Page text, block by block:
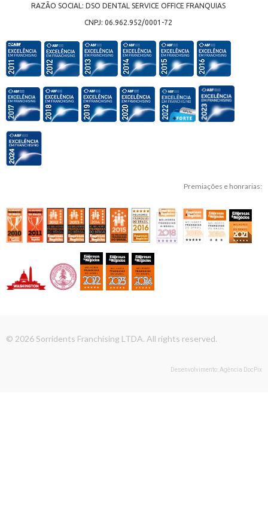
RAZÃO SOCIAL: DSO DENTAL SERVICE OFFICE FRANQUIAS
CNPJ: 06.962.952/0001-72
Premiações e honrarias:
© 2026 Sorridents Franchising LTDA. All rights reserved.
Desenvolvimento: Agência DocPix